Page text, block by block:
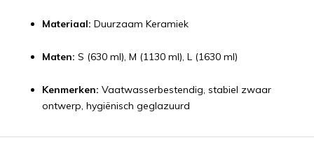
Materiaal: Duurzaam Keramiek
Maten: S (630 ml), M (1130 ml), L (1630 ml)
Kenmerken: Vaatwasserbestendig, stabiel zwaar
ontwerp, hygiënisch geglazuurd